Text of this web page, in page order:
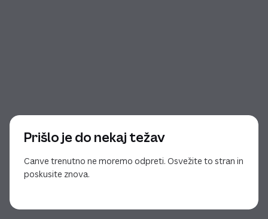
Prišlo je do nekaj težav
Canve trenutno ne moremo odpreti. Osvežite to stran in
poskusite znova.